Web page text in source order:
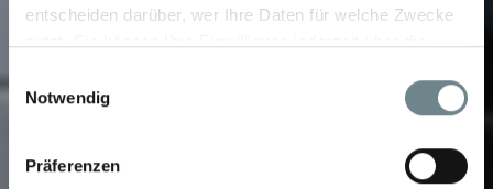
entscheiden darüber, wer Ihre Daten für welche Zwecke
Trigger Symbol ändern oder widerrufen
Informationen über Ihre geografische Lage
Einwilligungsauswahl
Notwendig
Präferenzen